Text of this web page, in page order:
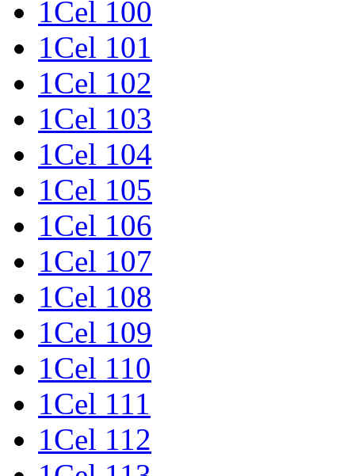
1Cel 100
1Cel 101
1Cel 102
1Cel 103
1Cel 104
1Cel 105
1Cel 106
1Cel 107
1Cel 108
1Cel 109
1Cel 110
1Cel 111
1Cel 112